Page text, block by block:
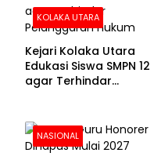
KOLAKA UTARA
Kejari Kolaka Utara
Edukasi Siswa SMPN 12
agar Terhindar
NASIONAL